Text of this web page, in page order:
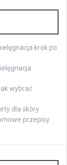
krok po
wybrać
dla skóry
przepisy